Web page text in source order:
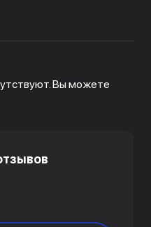
Вы можете